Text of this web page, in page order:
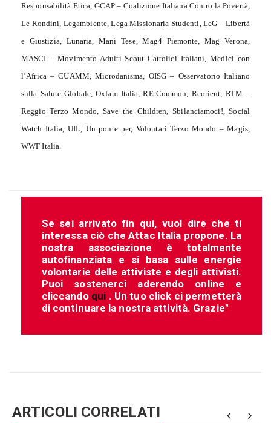
Responsabilità Etica, GCAP – Coalizione Italiana Contro la Povertà,
Le Rondini, Legambiente, Lega Missionaria Studenti, LeG – Libertà
e Giustizia, Lunaria, Mani Tese, Mag4 Piemonte, Mag Verona,
MASCI – Movimento Adulti Scout Cattolici Italiani, Medici con
l’Africa – CUAMM, Microdanisma, OISG – Osservatorio Italiano
sulla Salute Globale, Oxfam Italia, RE:Common, Reorient, RTM –
Reggio Terzo Mondo, Save the Children, Sbilanciamoci!, Social
Watch Italia, UIL, Un ponte per, Volontari Terzo Mondo – Magis,
WWF Italia.
Se sei arrivato fin qui, vuol dire che ti
interessa ciò che Attac Italia propone. La
nostra associazione è totalmente
autofinanziata e si basa sulle energie
volontarie delle attiviste e degli attivisti.
Puoi sostenerci aderendo online e
cliccando qui . Un tuo click ci permetterà
di continuare la nostra attività. Grazie"
ARTICOLI CORRELATI